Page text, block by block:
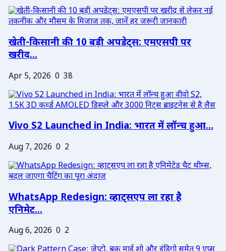
खेती-किसानी की 10 बड़ी अपडेट्स: एमएसपी पर
खरीद...
Apr 5, 2026 0 38
Vivo S2 Launched in India: भारत में लॉन्च हुआ...
Aug 7, 2026 0 2
WhatsApp Redesign: व्हाट्सएप ला रहा है
एनिमेट...
Aug 6, 2026 0 2